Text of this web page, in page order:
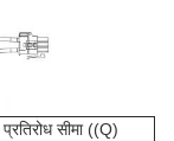
प्रतिरोध सीमा ((Q)